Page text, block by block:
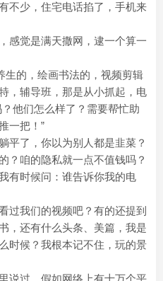
不少，住宅电话掐了，手机来
感觉是满天撒网，逮一个算一
生的，绘画书法的，视频剪辑
，辅导班，那是从小抓起，电
他们怎么样了？需要帮忙助
一把！”
平了，你以为别人都是韭菜？
？咱的隐私就一点不值钱吗？
有时候问：谁告诉你我的电
过我们的视频吧？有的还提到
，还有什么头条、美篇，我是
时候？我根本记不住，玩的景